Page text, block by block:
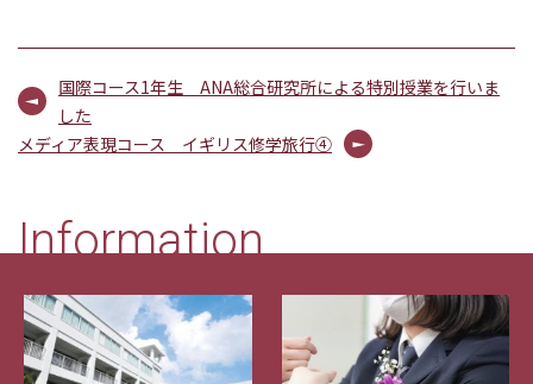
国際コース1年生 ANA総合研究所による特別授業を行いま
した
メディア表現コース イギリス修学旅行④
Information